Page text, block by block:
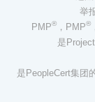
举
PMP®，PMP®
是
是PeopleCert集团